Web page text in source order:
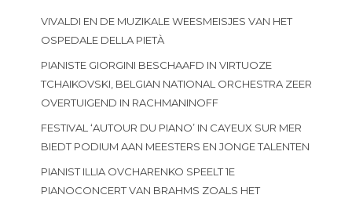
VIVALDI EN DE MUZIKALE WEESMEISJES VAN HET
OSPEDALE DELLA PIETÀ
PIANISTE GIORGINI BESCHAAFD IN VIRTUOZE
TCHAIKOVSKI, BELGIAN NATIONAL ORCHESTRA ZEER
OVERTUIGEND IN RACHMANINOFF
FESTIVAL ‘AUTOUR DU PIANO’ IN CAYEUX SUR MER
BIEDT PODIUM AAN MEESTERS EN JONGE TALENTEN
PIANIST ILLIA OVCHARENKO SPEELT 1E
PIANOCONCERT VAN BRAHMS ZOALS HET